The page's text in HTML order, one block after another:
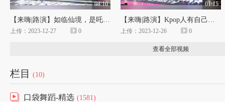
03:10
【来嗨|路演】如临仙境，是吒的仙曲！
上传：2023-12-27 0
01:15
【来嗨|路演】Kpop人有自己的hit训练！
上传：2023-12-26 0
查看全部视频
栏目 (10)
口袋舞蹈-精选 (1581)